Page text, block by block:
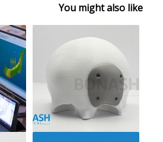
You might also like